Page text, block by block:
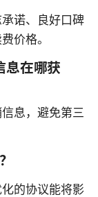
诺、良好口碑
价格。
息在哪获
息，避免第三
的协议能将影